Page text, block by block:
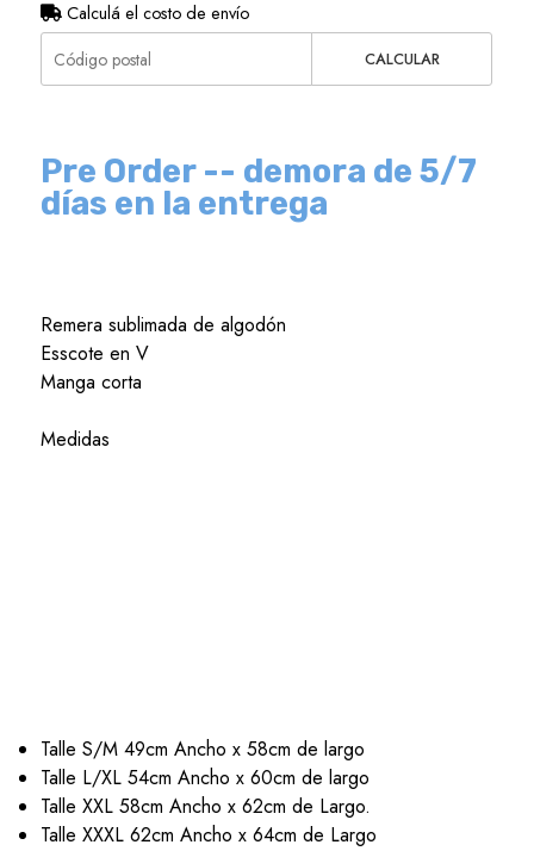
Calculá el costo de envío
CALCULAR
Pre Order -- demora de 5/7
días en la entrega
Remera sublimada de algodón
Esscote en V
Manga corta
Medidas
Talle S/M 49cm Ancho x 58cm de largo
Talle L/XL 54cm Ancho x 60cm de largo
Talle XXL 58cm Ancho x 62cm de Largo.
Talle XXXL 62cm Ancho x 64cm de Largo